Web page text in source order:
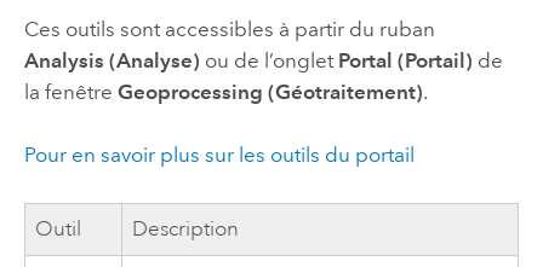
Ces outils sont accessibles à partir du ruban
Analysis (Analyse) ou de l’onglet Portal (Portail) de
la fenêtre Geoprocessing (Géotraitement).
Pour en savoir plus sur les outils du portail
Outil Description